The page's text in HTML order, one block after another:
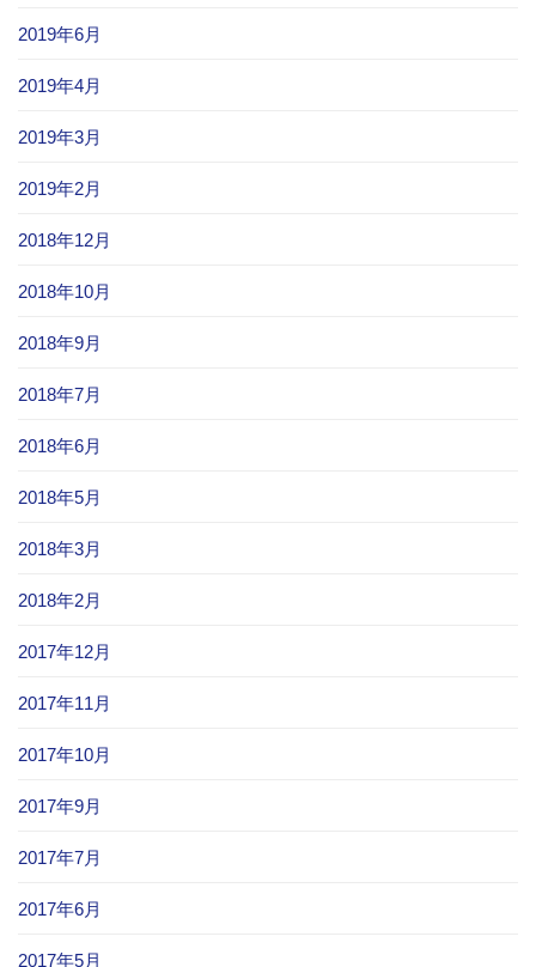
2019年6月
2019年4月
2019年3月
2019年2月
2018年12月
2018年10月
2018年9月
2018年7月
2018年6月
2018年5月
2018年3月
2018年2月
2017年12月
2017年11月
2017年10月
2017年9月
2017年7月
2017年6月
2017年5月